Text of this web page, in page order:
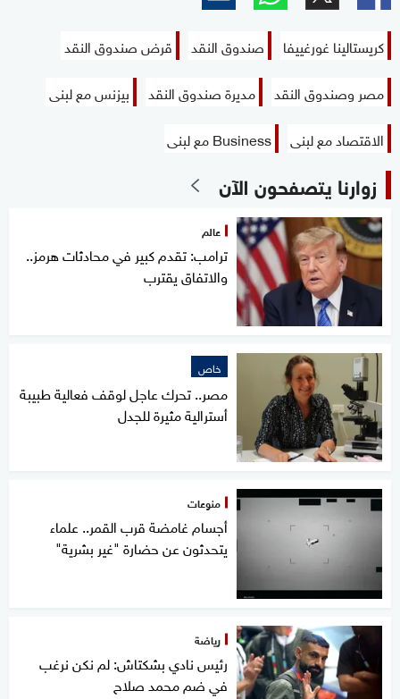
كريستالينا غورغييفا صندوق النقد
قرض صندوق النقد
مصر وصندوق النقد
مديرة صندوق النقد
بيزنس مع لبنى
الاقتصاد مع لبنى
Business مع لبنى
زوارنا يتصفحون الآن
عالم
ترامب: تقدم كبير في محادثات هرمز..
والاتفاق يقترب
خاص
مصر.. تحرك عاجل لوقف فعالية طبيبة
أسترالية مثيرة للجدل
منوعات
أجسام غامضة قرب القمر.. علماء
يتحدثون عن حضارة "غير بشرية"
رياضة
رئيس نادي بشكتاش: لم نكن نرغب
في ضم محمد صلاح